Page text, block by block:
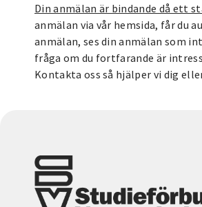
Din anmälan är bindande då ett
anmälan via vår hemsida, får du
anmälan, ses din anmälan som
fråga om du fortfarande är
Kontakta oss så hjälper vi dig